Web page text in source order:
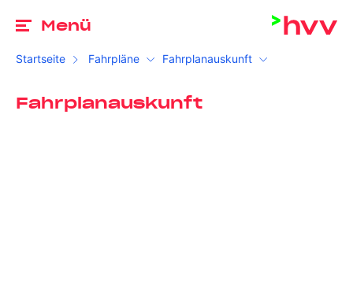
Menü
Startseite Fahrpläne Fahrplanauskunft
Fahrplanauskunft